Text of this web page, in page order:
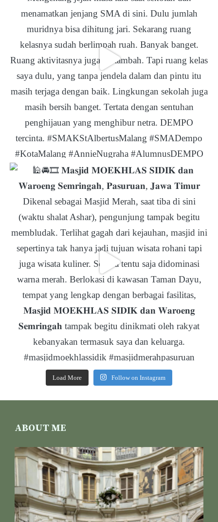
Load More Follow on Instagram
ABOUT ME